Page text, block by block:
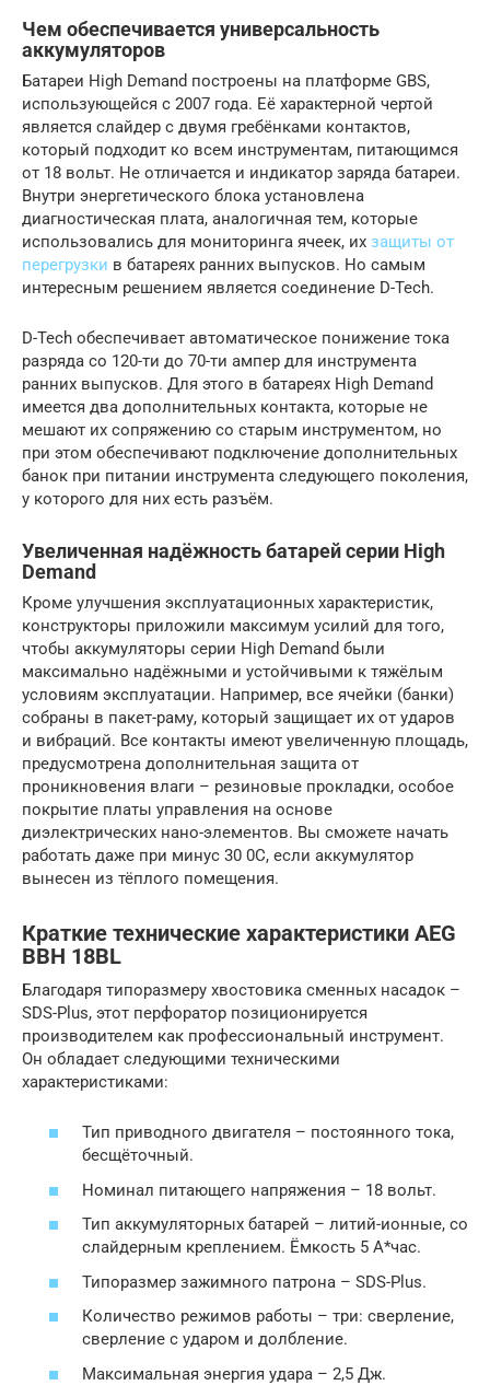
Чем обеспечивается универсальность
аккумуляторов
Батареи High Demand построены на платформе GBS,
использующейся с 2007 года. Её характерной чертой
является слайдер с двумя гребёнками контактов,
который подходит ко всем инструментам, питающимся
от 18 вольт. Не отличается и индикатор заряда батареи.
Внутри энергетического блока установлена
диагностическая плата, аналогичная тем, которые
использовались для мониторинга ячеек, их защиты от
перегрузки в батареях ранних выпусков. Но самым
интересным решением является соединение D-Tech.
D-Tech обеспечивает автоматическое понижение тока
разряда со 120-ти до 70-ти ампер для инструмента
ранних выпусков. Для этого в батареях High Demand
имеется два дополнительных контакта, которые не
мешают их сопряжению со старым инструментом, но
при этом обеспечивают подключение дополнительных
банок при питании инструмента следующего поколения,
у которого для них есть разъём.
Увеличенная надёжность батарей серии High
Demand
Кроме улучшения эксплуатационных характеристик,
конструкторы приложили максимум усилий для того,
чтобы аккумуляторы серии High Demand были
максимально надёжными и устойчивыми к тяжёлым
условиям эксплуатации. Например, все ячейки (банки)
собраны в пакет-раму, который защищает их от ударов
и вибраций. Все контакты имеют увеличенную площадь,
предусмотрена дополнительная защита от
проникновения влаги – резиновые прокладки, особое
покрытие платы управления на основе
диэлектрических нано-элементов. Вы сможете начать
работать даже при минус 30 0С, если аккумулятор
вынесен из тёплого помещения.
Краткие технические характеристики AEG
BBH 18BL
Благодаря типоразмеру хвостовика сменных насадок –
SDS-Plus, этот перфоратор позиционируется
производителем как профессиональный инструмент.
Он обладает следующими техническими
характеристиками:
Тип приводного двигателя – постоянного тока,
бесщёточный.
Номинал питающего напряжения – 18 вольт.
Тип аккумуляторных батарей – литий-ионные, со
слайдерным креплением. Ёмкость 5 А*час.
Типоразмер зажимного патрона – SDS-Plus.
Количество режимов работы – три: сверление,
сверление с ударом и долбление.
Максимальная энергия удара – 2,5 Дж.